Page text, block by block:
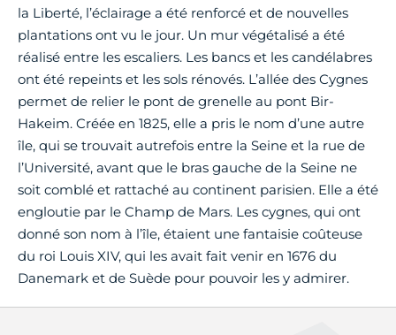
la Liberté, l’éclairage a été renforcé et de nouvelles
plantations ont vu le jour. Un mur végétalisé a été
réalisé entre les escaliers. Les bancs et les candélabres
ont été repeints et les sols rénovés. L’allée des Cygnes
permet de relier le pont de grenelle au pont Bir-
Hakeim. Créée en 1825, elle a pris le nom d’une autre
île, qui se trouvait autrefois entre la Seine et la rue de
l’Université, avant que le bras gauche de la Seine ne
soit comblé et rattaché au continent parisien. Elle a été
engloutie par le Champ de Mars. Les cygnes, qui ont
donné son nom à l’île, étaient une fantaisie coûteuse
du roi Louis XIV, qui les avait fait venir en 1676 du
Danemark et de Suède pour pouvoir les y admirer.